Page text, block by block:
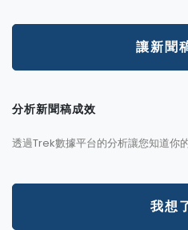
讓新聞
分析新聞稿成效
透過Trek數據平台的分析讓您知道你
我想